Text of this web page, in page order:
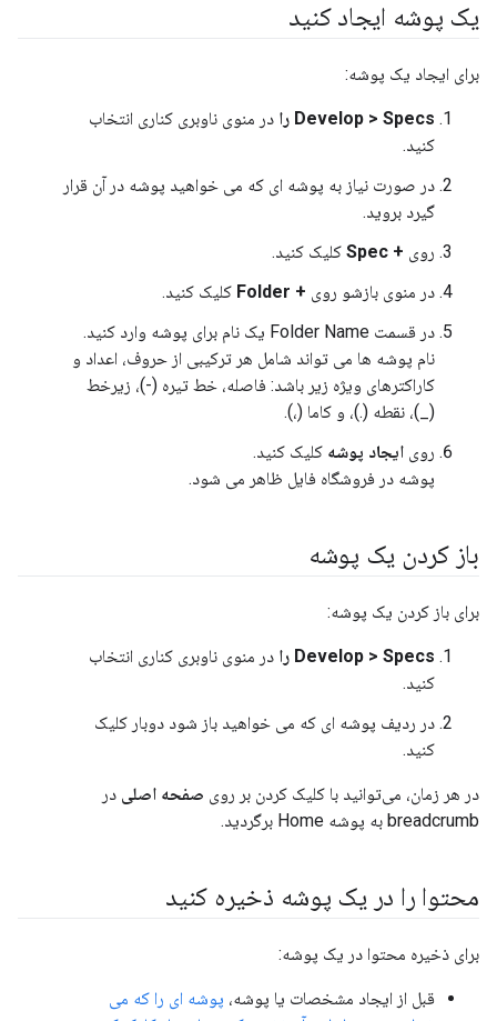
یک پوشه ایجاد کنید
برای ایجاد یک پوشه:
Develop > Specs را
در منوی ناوبری کناری انتخاب
کنید.
در صورت نیاز به پوشه ای که می خواهید پوشه در آن قرار
گیرد بروید.
روی + Spec
کلیک کنید.
در منوی بازشو روی + Folder
کلیک کنید.
در قسمت Folder Name یک نام برای پوشه وارد کنید.
نام پوشه ها می تواند شامل هر ترکیبی از حروف، اعداد و
کاراکترهای ویژه زیر باشد: فاصله، خط تیره (-)، زیرخط
(_)، نقطه (.)، و کاما (،).
روی ایجاد پوشه کلیک کنید.
پوشه در فروشگاه فایل ظاهر می شود.
باز کردن یک پوشه
برای باز کردن یک پوشه:
Develop > Specs را
در منوی ناوبری کناری انتخاب
کنید.
در ردیف پوشه ای که می خواهید باز شود دوبار کلیک
کنید.
در هر زمان، می‌توانید با کلیک کردن بر روی صفحه اصلی در
breadcrumb به پوشه Home برگردید.
محتوا را در یک پوشه ذخیره کنید
برای ذخیره محتوا در یک پوشه:
قبل از ایجاد مشخصات یا پوشه، پوشه ای را که می